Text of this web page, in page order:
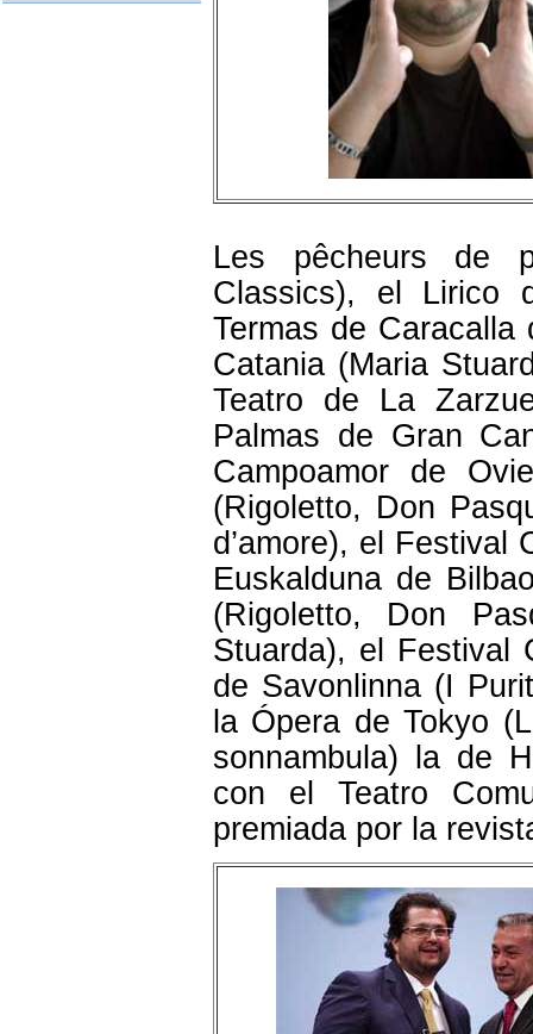
Les pêcheurs de
Classics), el Lirico
Termas de
Catania (Maria
Teatro de La
Palmas de Gran
Campoamor de
(Rigoletto, Don
d’amore), el Festival
Euskalduna de
(Rigoletto, Don
Stuarda), el Festival
de Savonlinna (I
la Ópera de Tokyo
sonnambula) la de
con el Teatro
premiada por la